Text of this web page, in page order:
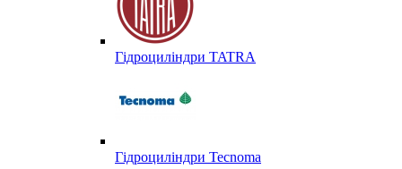
Гідроциліндри TATRA
Гідроциліндри Tecnoma